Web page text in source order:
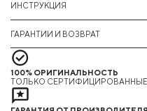
ИНСТРУКЦИЯ
ГАРАНТИИ И ВОЗВРАТ
100% ОРИГИНАЛЬНОСТЬ
ТОЛЬКО